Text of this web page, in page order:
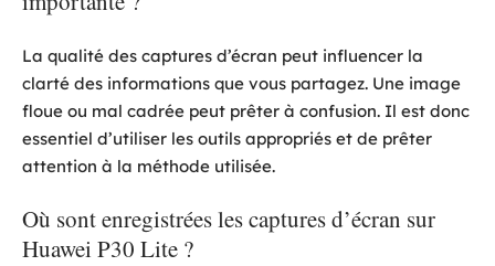
La qualité des captures d’écran peut influencer la
clarté des informations que vous partagez. Une image
floue ou mal cadrée peut prêter à confusion. Il est donc
essentiel d’utiliser les outils appropriés et de prêter
attention à la méthode utilisée.
Où sont enregistrées les captures d’écran sur
Huawei P30 Lite ?